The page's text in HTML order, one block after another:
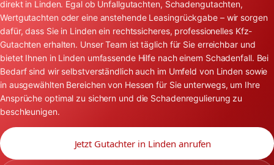
direkt in Linden. Egal ob Unfallgutachten, Schadengutachten,
Wertgutachten oder eine anstehende Leasingrückgabe – wir sorgen
dafür, dass Sie in Linden ein rechtssicheres, professionelles Kfz-
Gutachten erhalten. Unser Team ist täglich für Sie erreichbar und
bietet Ihnen in Linden umfassende Hilfe nach einem Schadenfall. Bei
Bedarf sind wir selbstverständlich auch im Umfeld von Linden sowie
in ausgewählten Bereichen von Hessen für Sie unterwegs, um Ihre
Ansprüche optimal zu sichern und die Schadenregulierung zu
beschleunigen.
Jetzt Gutachter in Linden anrufen